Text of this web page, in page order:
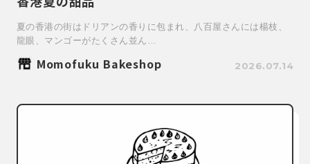
夏の香港の街はドリアンの香りに包まれ、八百屋さんには楊枝、
龍眼、マンゴーがたくさん並ん…
Momofuku Bakeshop 2026.07.14